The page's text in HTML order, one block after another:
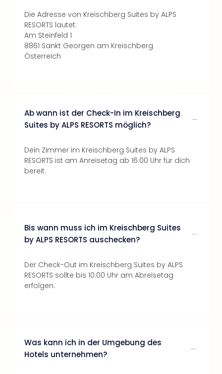
Die Adresse von Kreischberg Suites by ALPS
RESORTS lautet:
Am Steinfeld 1
8861 Sankt Georgen am Kreischberg
Österreich
Ab wann ist der Check-In im Kreischberg
Suites by ALPS RESORTS möglich?
Dein Zimmer im Kreischberg Suites by ALPS
RESORTS ist am Anreisetag ab 16:00 Uhr für dich
bereit.
Bis wann muss ich im Kreischberg Suites
by ALPS RESORTS auschecken?
Der Check-Out im Kreischberg Suites by ALPS
RESORTS sollte bis 10:00 Uhr am Abreisetag
erfolgen.
Was kann ich in der Umgebung des
Hotels unternehmen?